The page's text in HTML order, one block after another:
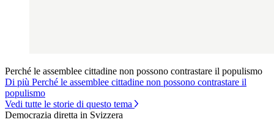
Perché le assemblee cittadine non possono contrastare il populismo
Di più Perché le assemblee cittadine non possono contrastare il
populismo
Vedi tutte le storie di questo tema
Democrazia diretta in Svizzera